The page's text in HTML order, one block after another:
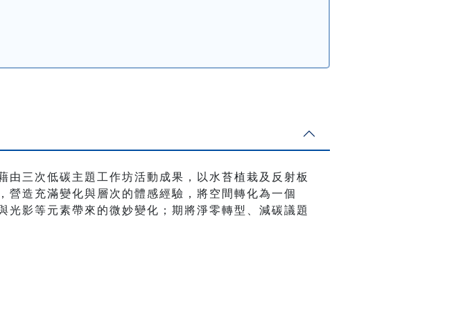
三次低碳主題工作坊活動成果，以水苔植栽及反射板
造充滿變化與層次的體感經驗，將空間轉化為一個
光影等元素帶來的微妙變化；期將淨零轉型、減碳議題